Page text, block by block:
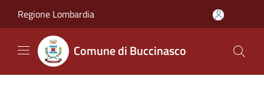
Regione Lombardia
Comune di Buccinasco